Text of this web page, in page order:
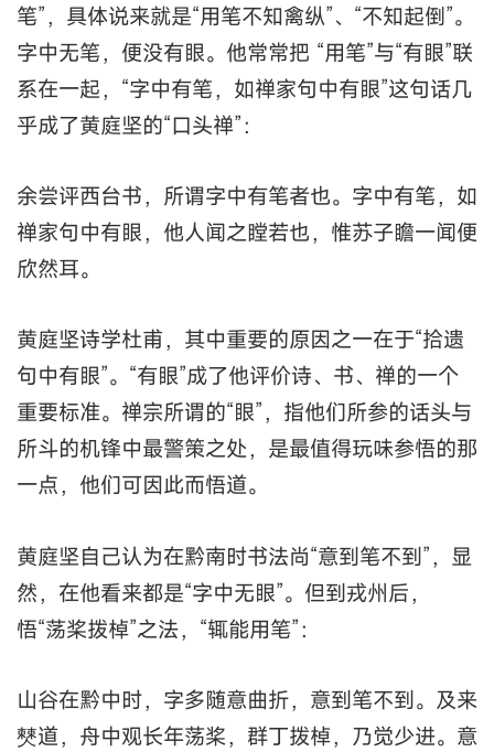
笔”，具体说来就是“用笔不知禽纵”、“不知起倒”。
字中无笔，便没有眼。他常常把 “用笔”与“有眼”联
系在一起，“字中有笔，如禅家句中有眼”这句话几
乎成了黄庭坚的“口头禅”：
余尝评西台书，所谓字中有笔者也。字中有笔，如
禅家句中有眼，他人闻之瞠若也，惟苏子瞻一闻便
欣然耳。
黄庭坚诗学杜甫，其中重要的原因之一在于“拾遗
句中有眼”。“有眼”成了他评价诗、书、禅的一个
重要标准。禅宗所谓的“眼”，指他们所参的话头与
所斗的机锋中最警策之处，是最值得玩味参悟的那
一点，他们可因此而悟道。
黄庭坚自己认为在黔南时书法尚“意到笔不到”，显
然，在他看来都是“字中无眼”。但到戎州后，
悟“荡桨拨棹”之法，“辄能用笔”：
山谷在黔中时，字多随意曲折，意到笔不到。及来
僰道，舟中观长年荡桨，群丁拨棹，乃觉少进。意